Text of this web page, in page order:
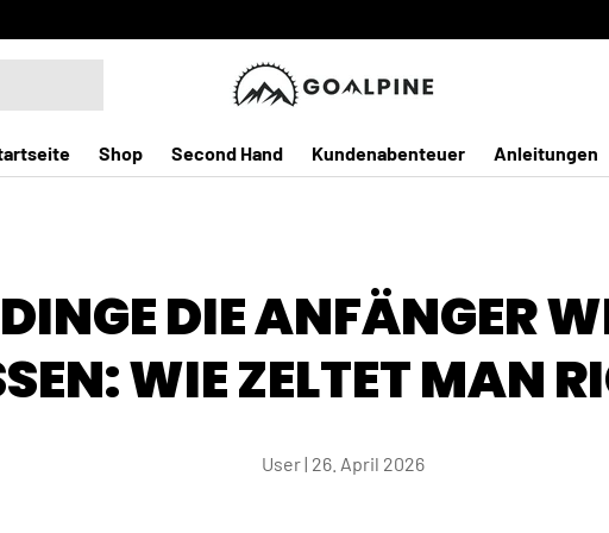
Shop Second Hand Kundenabenteuer Anleitungen
DIE ANFÄNGER
WIE ZELTET MAN
User | 26. April 2026